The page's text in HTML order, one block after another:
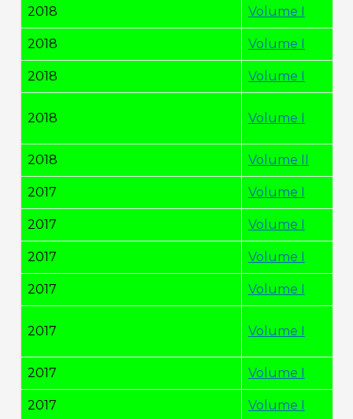
2018 Volume I
2018 Volume I
2018 Volume I
2018 Volume I
2018 Volume II
2017 Volume I
2017 Volume I
2017 Volume I
2017 Volume I
2017 Volume I
2017 Volume I
2017 Volume I